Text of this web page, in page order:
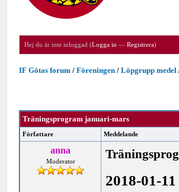
Hej du är inte inloggad (Logga in —Registrera)
IF Götas forum /Föreningen /Löpgrupp medel
Träningsprogram januari-mars
Författare Meddelande
anna
Moderator
2018-01-11